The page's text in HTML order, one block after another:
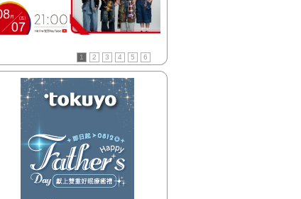
(聯播)
OH YA DJ-木木
【Next】
(聯播)夜貓DJ-Dennis
【HitFm正在進行】
(聯播)
OH YA DJ-木木
1 2 3 4 5 6